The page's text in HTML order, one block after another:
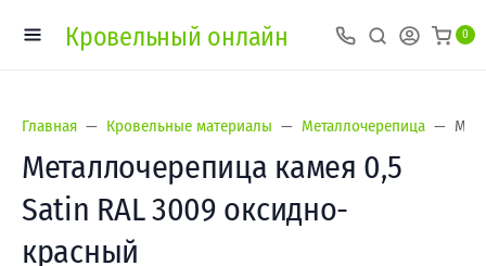
Кровельный онлайн 0
Главная Кровельные материалы Металлочерепица
Металлочерепица камея 0,5
Satin RAL 3009 оксидно-
красный